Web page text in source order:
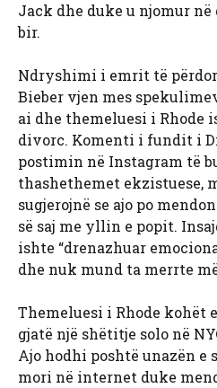
Jack dhe duke u njomur në
bir.
Ndryshimi i emrit të
Bieber vjen mes
ai dhe themeluesi i Rhode
divorc. Komenti i fundit i
postimin në Instagram të
thashethemet ekzistuese,
sugjerojnë se ajo po
së saj me yllin e popit.
ishte “drenazhuar
dhe nuk mund ta merrte
Themeluesi i Rhode
gjatë një shëtitje solo në
Ajo hodhi poshtë unazën e
mori në internet duke